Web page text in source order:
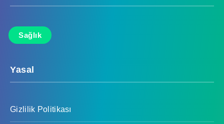
Sağlık
Yasal
Gizlilik Politikası